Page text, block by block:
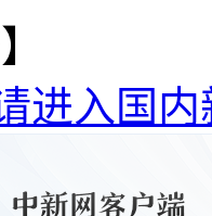
进入国内